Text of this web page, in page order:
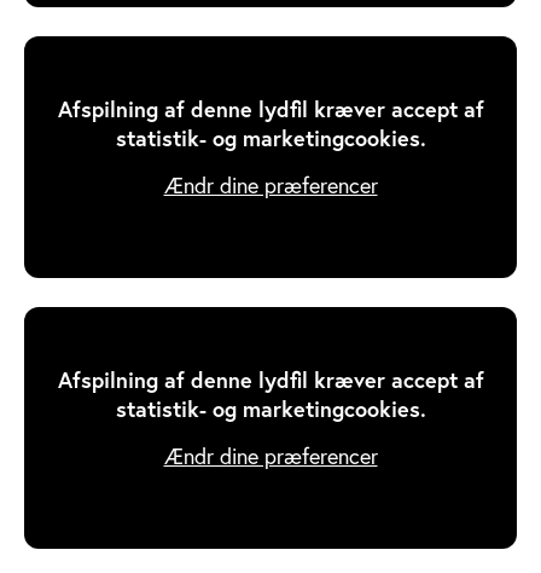
Afspilning af denne lydfil kræver accept af
statistik- og marketingcookies.
Ændr dine præferencer
Afspilning af denne lydfil kræver accept af
statistik- og marketingcookies.
Ændr dine præferencer